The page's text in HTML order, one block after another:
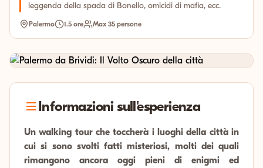
leggenda della spada di Bonello, omicidi di mafia, ecc.
Palermo 1.5 ore Max 35 persone
Informazioni sull'esperienza
Un walking tour che toccherà i luoghi della città in
cui si sono svolti fatti misteriosi, molti dei quali
rimangono ancora oggi pieni di enigmi ed